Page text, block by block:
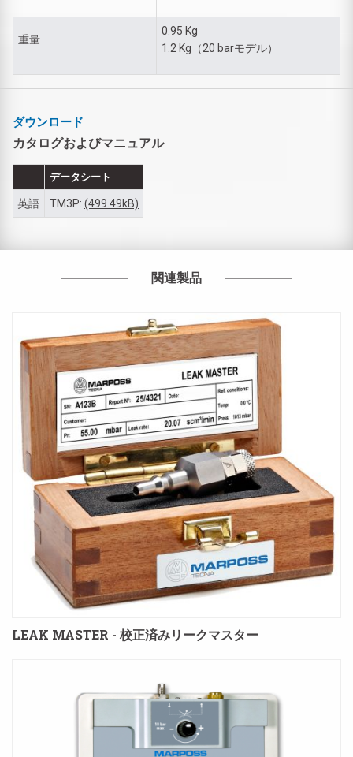
重量
0.95 Kg
1.2 Kg（20 barモデル）
ダウンロード
カタログおよびマニュアル
データシート
英語 TM3P: (499.49kB)
関連製品
LEAK MASTER - 校正済みリークマスター